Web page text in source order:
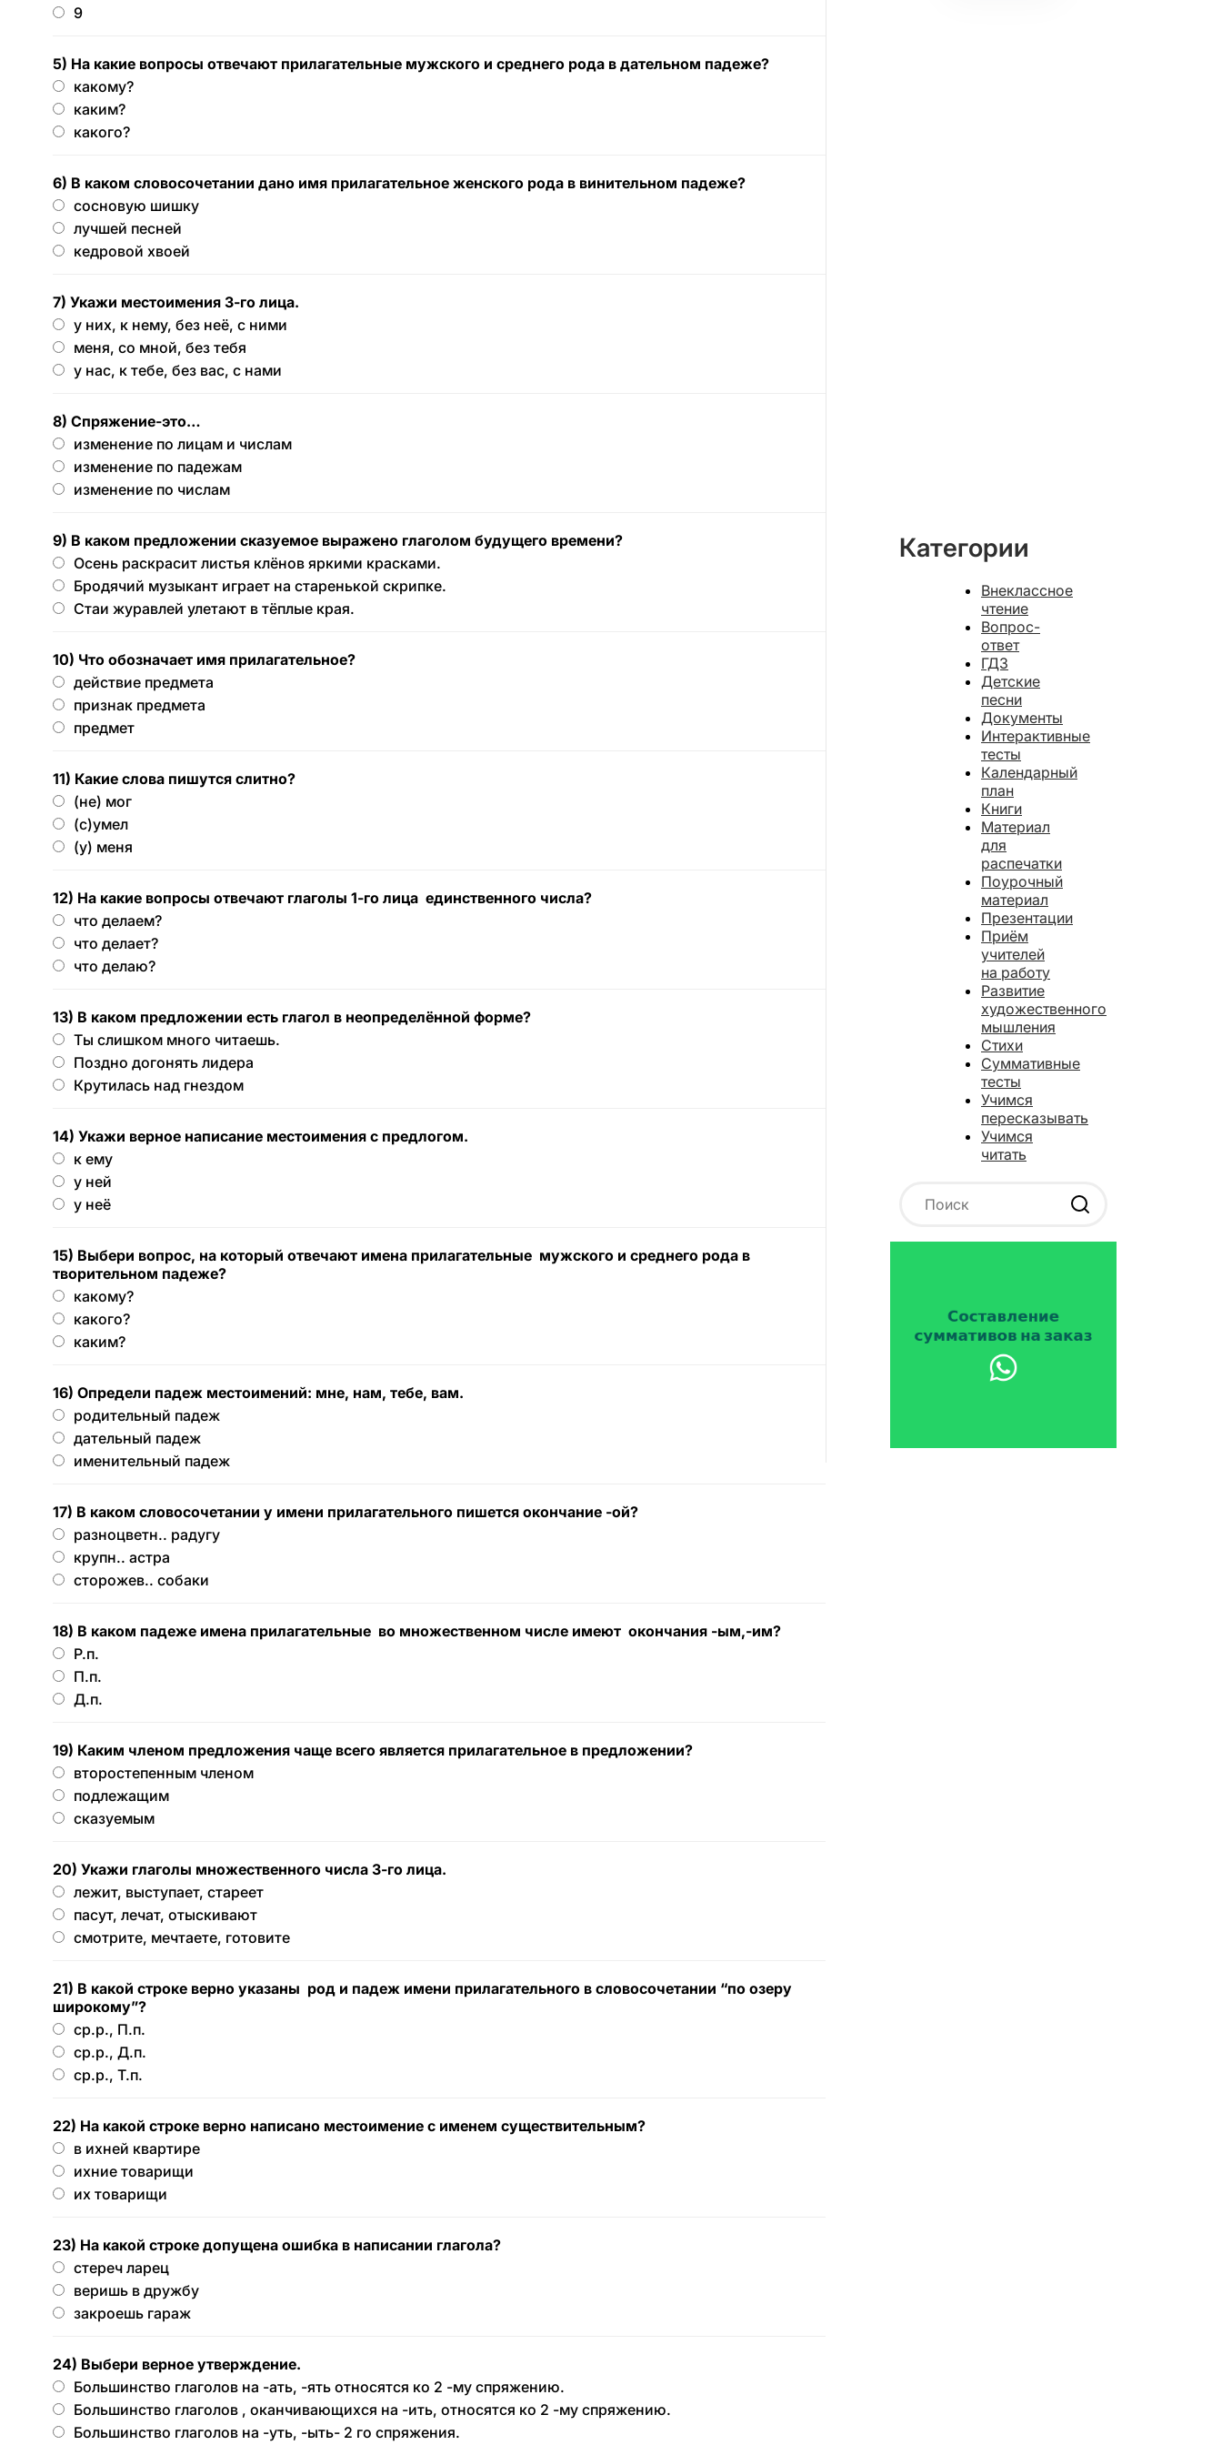
9
5) На какие вопросы отвечают прилагательные мужского и среднего рода в дательном падеже?
какому?
каким?
какого?
6) В каком словосочетании дано имя прилагательное женского рода в винительном падеже?
сосновую шишку
лучшей песней
кедровой хвоей
7) Укажи местоимения 3-го лица.
у них, к нему, без неё, с ними
меня, со мной, без тебя
у нас, к тебе, без вас, с нами
8) Спряжение-это…
изменение по лицам и числам
изменение по падежам
изменение по числам
9) В каком предложении сказуемое выражено глаголом будущего времени?
Осень раскрасит листья клёнов яркими красками.
Бродячий музыкант играет на старенькой скрипке.
Стаи журавлей улетают в тёплые края.
10) Что обозначает имя прилагательное?
действие предмета
признак предмета
предмет
11) Какие слова пишутся слитно?
(не) мог
(с)умел
(у) меня
12) На какие вопросы отвечают глаголы 1-го лица единственного числа?
что делаем?
что делает?
что делаю?
13) В каком предложении есть глагол в неопределённой форме?
Ты слишком много читаешь.
Поздно догонять лидера
Крутилась над гнездом
14) Укажи верное написание местоимения с предлогом.
к ему
у ней
у неё
15) Выбери вопрос, на который отвечают имена прилагательные мужского и среднего рода в
творительном падеже?
какому?
какого?
каким?
16) Определи падеж местоимений: мне, нам, тебе, вам.
родительный падеж
дательный падеж
именительный падеж
17) В каком словосочетании у имени прилагательного пишется окончание -ой?
разноцветн.. радугу
крупн.. астра
сторожев.. собаки
18) В каком падеже имена прилагательные во множественном числе имеют окончания -ым,-им?
Р.п.
П.п.
Д.п.
19) Каким членом предложения чаще всего является прилагательное в предложении?
второстепенным членом
подлежащим
сказуемым
20) Укажи глаголы множественного числа 3-го лица.
лежит, выступает, стареет
пасут, лечат, отыскивают
смотрите, мечтаете, готовите
21) В какой строке верно указаны род и падеж имени прилагательного в словосочетании “по озеру
широкому”?
ср.р., П.п.
ср.р., Д.п.
ср.р., Т.п.
22) На какой строке верно написано местоимение с именем существительным?
в ихней квартире
ихние товарищи
их товарищи
23) На какой строке допущена ошибка в написании глагола?
стереч ларец
веришь в дружбу
закроешь гараж
24) Выбери верное утверждение.
Большинство глаголов на -ать, -ять относятся ко 2 -му спряжению.
Большинство глаголов , оканчивающихся на -ить, относятся ко 2 -му спряжению.
Большинство глаголов на -уть, -ыть- 2 го спряжения.
Категории
Внеклассное
чтение
Вопрос-
ответ
ГДЗ
Детские
песни
Документы
Интерактивные
тесты
Календарный
план
Книги
Материал
для
распечатки
Поурочный
материал
Презентации
Приём
учителей
на работу
Развитие
художественного
мышления
Стихи
Суммативные
тесты
Учимся
пересказывать
Учимся
читать